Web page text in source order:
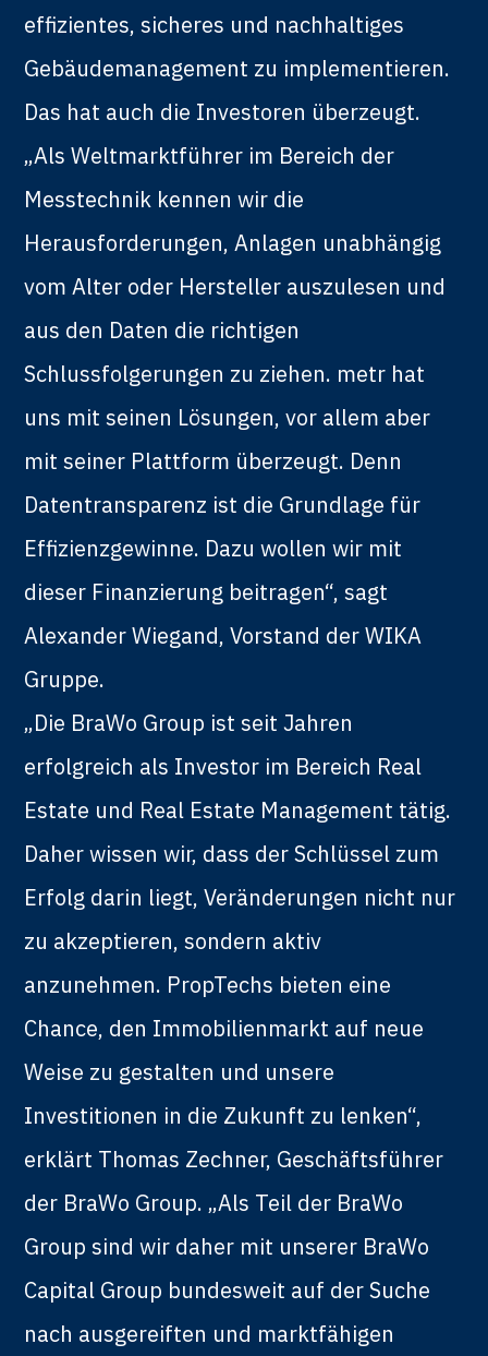
effizientes, sicheres und nachhaltiges
Gebäudemanagement zu implementieren.
Das hat auch die Investoren überzeugt.
„Als Weltmarktführer im Bereich der
Messtechnik kennen wir die
Herausforderungen, Anlagen unabhängig
vom Alter oder Hersteller auszulesen und
aus den Daten die richtigen
Schlussfolgerungen zu ziehen. metr hat
uns mit seinen Lösungen, vor allem aber
mit seiner Plattform überzeugt. Denn
Datentransparenz ist die Grundlage für
Effizienzgewinne. Dazu wollen wir mit
dieser Finanzierung beitragen“, sagt
Alexander Wiegand, Vorstand der WIKA
Gruppe.
„Die BraWo Group ist seit Jahren
erfolgreich als Investor im Bereich Real
Estate und Real Estate Management tätig.
Daher wissen wir, dass der Schlüssel zum
Erfolg darin liegt, Veränderungen nicht nur
zu akzeptieren, sondern aktiv
anzunehmen. PropTechs bieten eine
Chance, den Immobilienmarkt auf neue
Weise zu gestalten und unsere
Investitionen in die Zukunft zu lenken“,
erklärt Thomas Zechner, Geschäftsführer
der BraWo Group. „Als Teil der BraWo
Group sind wir daher mit unserer BraWo
Capital Group bundesweit auf der Suche
nach ausgereiften und marktfähigen